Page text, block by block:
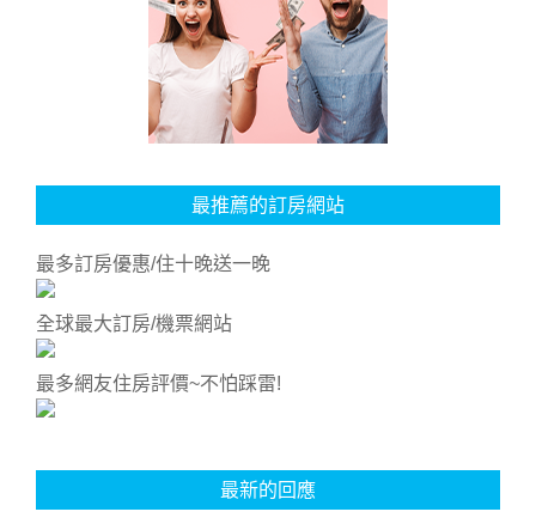
最推薦的訂房網站
最多訂房優惠/住十晚送一晚
全球最大訂房/機票網站
最多網友住房評價~不怕踩雷!
最新的回應